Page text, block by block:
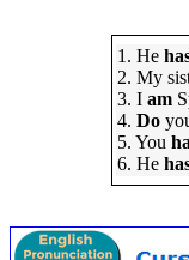
1. He
2. My
3. I am
4. Do
5. You
6. He